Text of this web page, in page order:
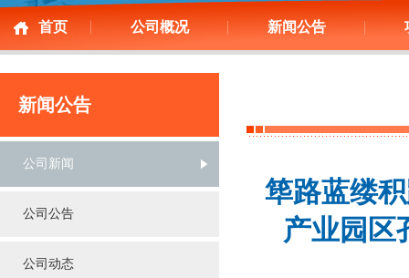
首页 公司概况 新闻公告
新闻公告
公司新闻
公司公告
公司动态
筚路蓝缕
产业园区